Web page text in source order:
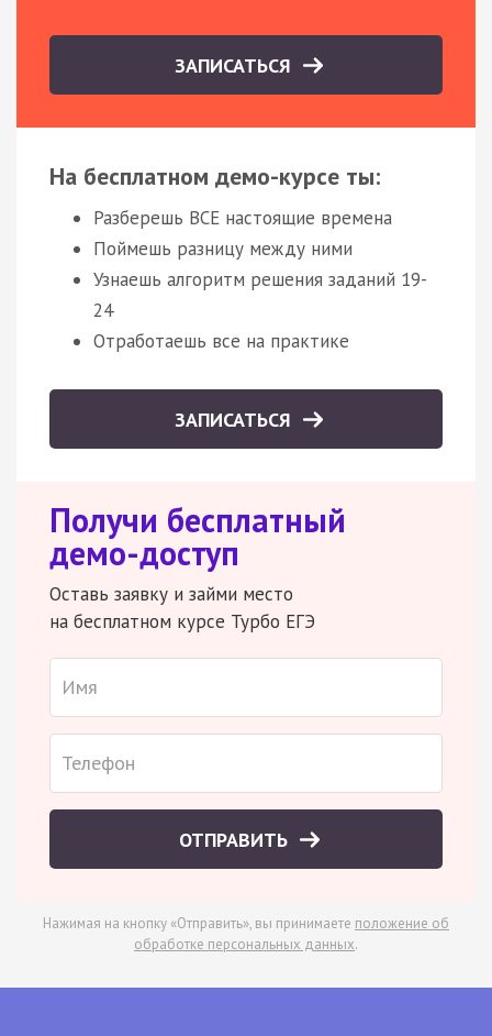
ЗАПИСАТЬСЯ
На бесплатном демо-курсе ты:
Разберешь ВСЕ настоящие времена
Поймешь разницу между ними
Узнаешь алгоритм решения заданий 19-
24
Отработаешь все на практике
ЗАПИСАТЬСЯ
Получи бесплатный
демо-доступ
Оставь заявку и займи место
на бесплатном курсе Турбо ЕГЭ
ОТПРАВИТЬ
Нажимая на кнопку «Отправить», вы принимаете положение об
обработке персональных данных.